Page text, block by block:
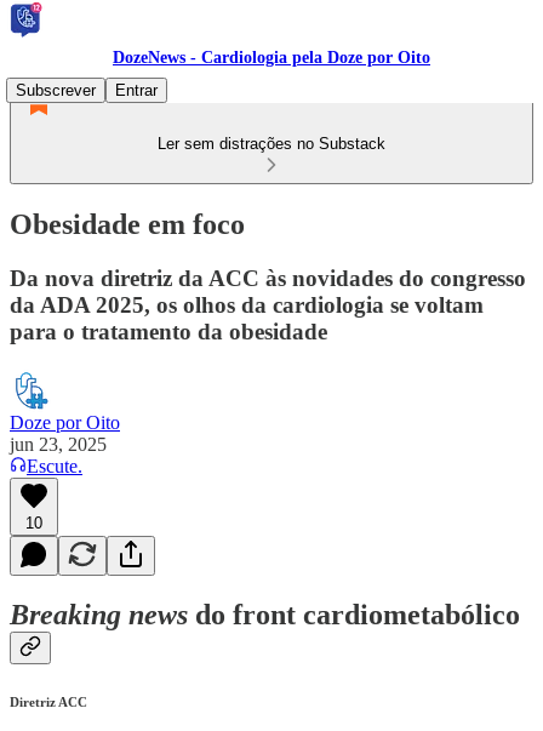
DozeNews - Cardiologia pela Doze por Oito
Subscrever
Entrar
Ler sem distrações no Substack
Obesidade em foco
Da nova diretriz da ACC às novidades do congresso
da ADA 2025, os olhos da cardiologia se voltam
para o tratamento da obesidade
Doze por Oito
jun 23, 2025
Escute.
10
Breaking news do front cardiometabólico
Diretriz ACC